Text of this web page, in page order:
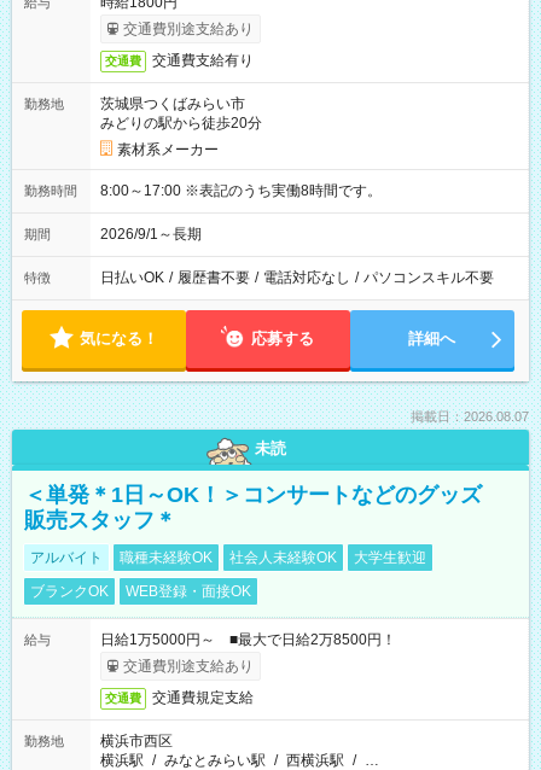
交通費別途支給あり
交通費 交通費支給有り
勤務地
茨城県つくばみらい市
みどりの駅から徒歩20分
素材系メーカー
勤務時間 8:00～17:00 ※表記のうち実働8時間です。
期間 2026/9/1～長期
特徴 日払いOK / 履歴書不要 / 電話対応なし / パソコンスキル不要
気になる！ 応募する 詳細へ
掲載日：2026.08.07
未読
＜単発＊1日～OK！＞コンサートなどのグッズ
販売スタッフ＊
アルバイト 職種未経験OK 社会人未経験OK
大学生歓迎
ブランクOK
WEB登録・面接OK
給与
日給1万5000円～ ■最大で日給2万8500円！
交通費別途支給あり
交通費 交通費規定支給
勤務地
横浜市西区
横浜駅 / みなとみらい駅 / 西横浜駅 / …